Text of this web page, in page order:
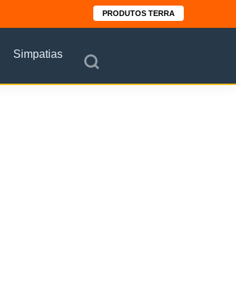
PRODUTOS TERRA
Simpatias